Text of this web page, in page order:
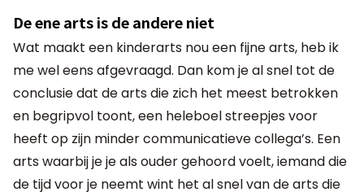
De ene arts is de andere niet
Wat maakt een kinderarts nou een fijne arts, heb ik
me wel eens afgevraagd. Dan kom je al snel tot de
conclusie dat de arts die zich het meest betrokken
en begripvol toont, een heleboel streepjes voor
heeft op zijn minder communicatieve collega’s. Een
arts waarbij je je als ouder gehoord voelt, iemand die
de tijd voor je neemt wint het al snel van de arts die